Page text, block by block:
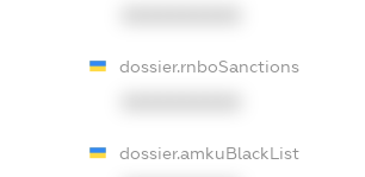
dossier.rnboSanctions
dossier.amkuBlackList